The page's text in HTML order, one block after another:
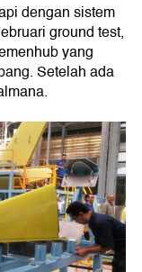
dengan sistem
ground test,
yang
Setelah ada